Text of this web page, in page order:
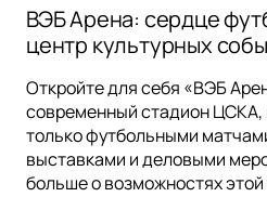
ВЭБ Арена: сердце
центр культурных
Откройте для себя «ВЭБ
современный стадион ЦСКА,
только футбольными
выставками и деловыми
больше о возможностях